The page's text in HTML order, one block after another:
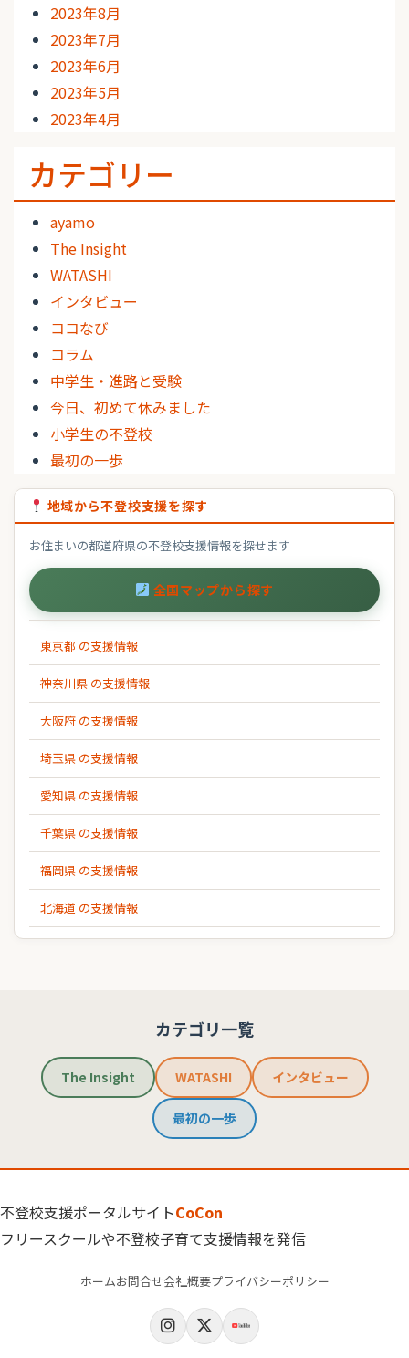
2023年8月
2023年7月
2023年6月
2023年5月
2023年4月
カテゴリー
ayamo
The Insight
WATASHI
インタビュー
ココなび
コラム
中学生・進路と受験
今日、初めて休みました
小学生の不登校
最初の一歩
地域から不登校支援を探す
お住まいの都道府県の不登校支援情報を探せます
全国マップから探す
東京都 の支援情報
神奈川県 の支援情報
大阪府 の支援情報
埼玉県 の支援情報
愛知県 の支援情報
千葉県 の支援情報
福岡県 の支援情報
北海道 の支援情報
カテゴリ一覧
The Insight WATASHI インタビュー
最初の一歩
不登校支援ポータルサイトCoCon
フリースクールや不登校子育て支援情報を発信
ホームお問合せ会社概要プライバシーポリシー